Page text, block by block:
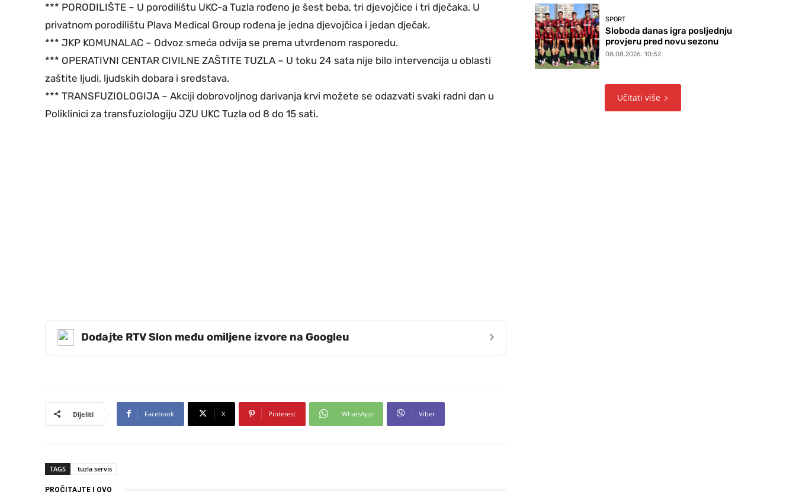
*** PORODILIŠTE – U porodilištu UKC-a Tuzla rođeno je šest beba, tri djevojčice i tri dječaka. U
privatnom porodilištu Plava Medical Group rođena je jedna djevojčica i jedan dječak.
*** JKP KOMUNALAC – Odvoz smeća odvija se prema utvrđenom rasporedu.
*** OPERATIVNI CENTAR CIVILNE ZAŠTITE TUZLA – U toku 24 sata nije bilo intervencija u oblasti
zaštite ljudi, ljudskih dobara i sredstava.
*** TRANSFUZIOLOGIJA – Akciji dobrovoljnog darivanja krvi možete se odazvati svaki radni dan u
Poliklinici za transfuziologiju JZU UKC Tuzla od 8 do 15 sati.
Dodajte RTV Slon među omiljene izvore na Googleu ›
Dijeliti Facebook X Pinterest WhatsApp Viber
TAGS tuzla servis
PROČITAJTE I OVO
SPORT
Sloboda danas igra posljednju
provjeru pred novu sezonu
08.08.2026. 10:52
Učitati više